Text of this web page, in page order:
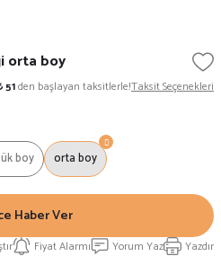
orta boy
51den başlayan taksitlerle!Taksit Seçenekleri
boy orta boy
Haber Ver
Fiyat Alarmı Yorum Yaz Yazdır